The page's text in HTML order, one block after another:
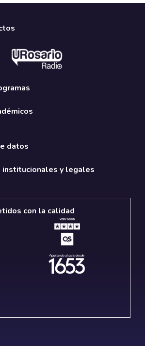
datos
institucionales y legales
con la calidad